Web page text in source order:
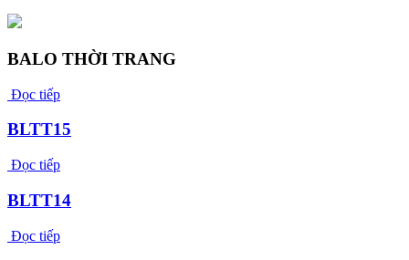
BALO THỜI TRANG
Đọc tiếp
BLTT15
Đọc tiếp
BLTT14
Đọc tiếp